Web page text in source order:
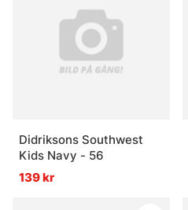
Didriksons Southwest
Kids Navy - 56
139 kr